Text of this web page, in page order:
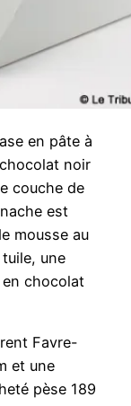
en pâte à
noir
couche de
est
mousse au
une
chocolat
Favre-
et une
pèse 189